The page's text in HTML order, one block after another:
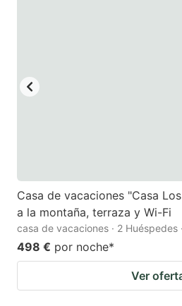
Casa de vacaciones "Casa
a la montaña, terraza y Wi-Fi
casa de vacaciones · 2 Huéspedes
498 € por noche*
Ver